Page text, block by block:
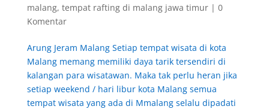
malang, tempat rafting di malang jawa timur| 0
Komentar
Arung Jeram Malang Setiap tempat wisata di kota
Malang memang memiliki daya tarik tersendiri di
kalangan para wisatawan. Maka tak perlu heran jika
setiap weekend / hari libur kota Malang semua
tempat wisata yang ada di Mmalang selalu dipadati